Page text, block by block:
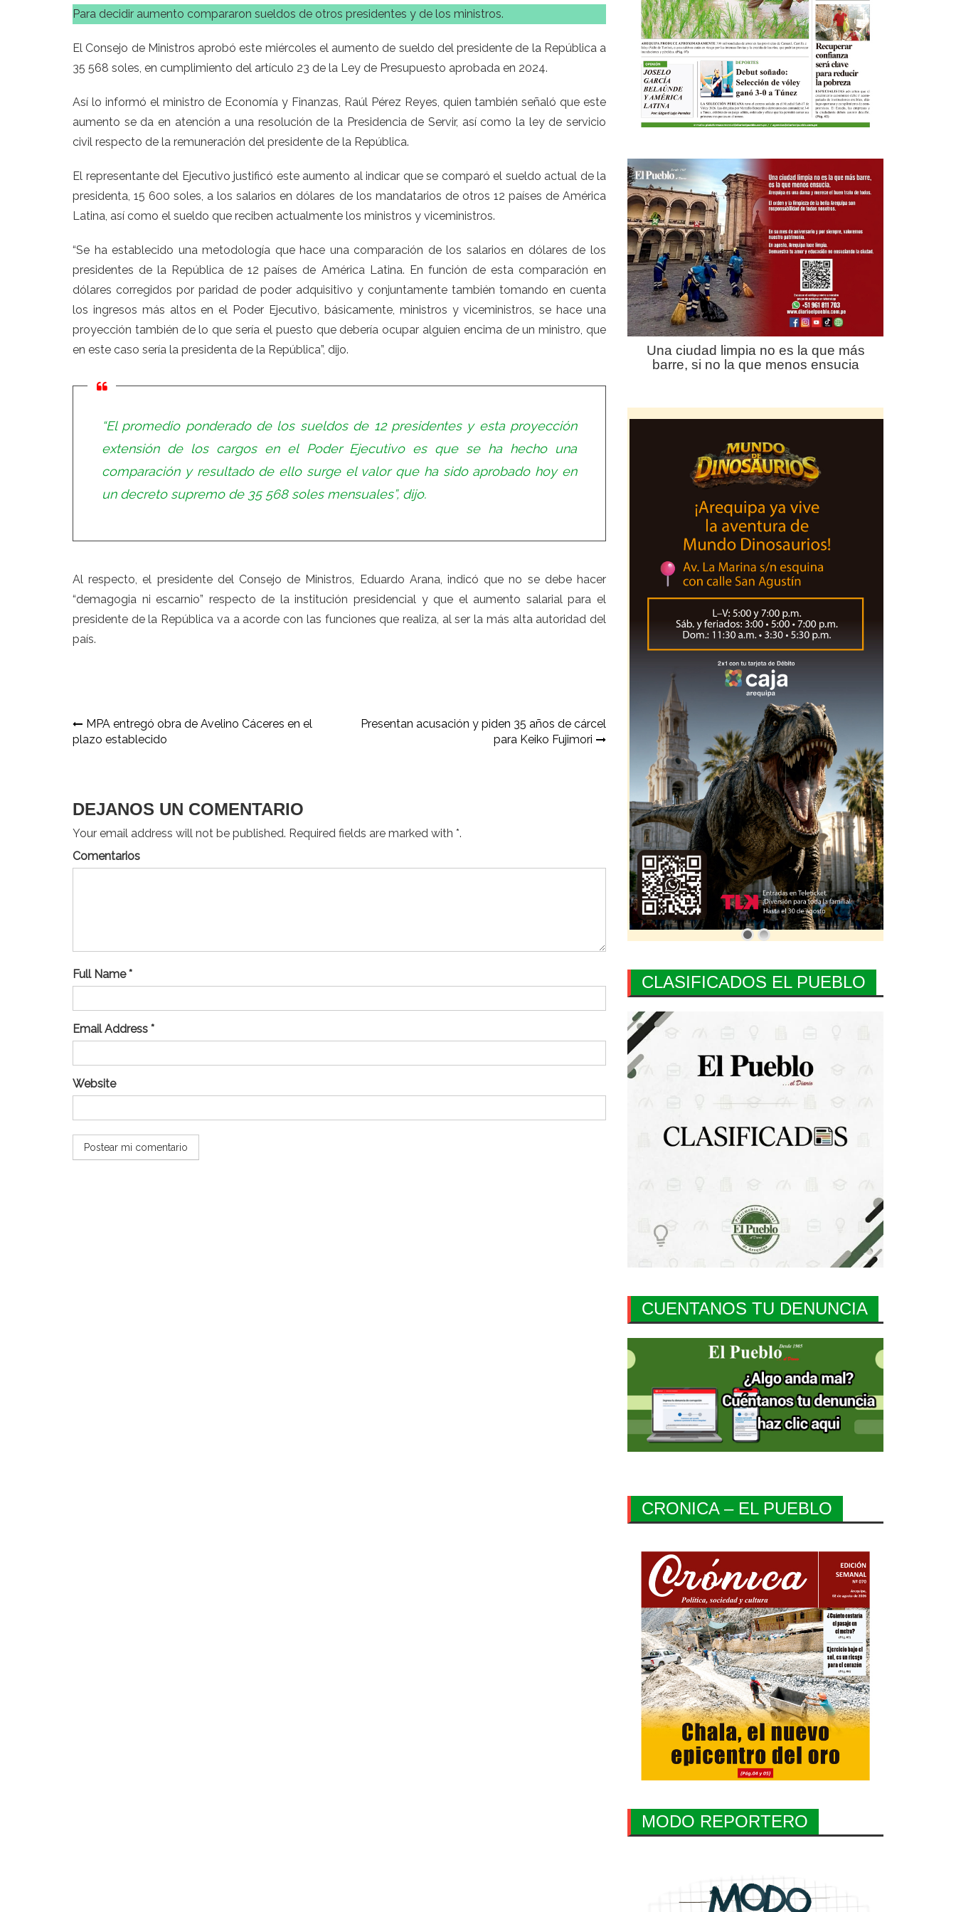
Para decidir aumento compararon sueldos de otros presidentes y de los ministros.
El Consejo de Ministros aprobó este miércoles el aumento de sueldo del presidente de la República a
35 568 soles, en cumplimiento del artículo 23 de la Ley de Presupuesto aprobada en 2024.
Así lo informó el ministro de Economía y Finanzas, Raúl Pérez Reyes, quien también señaló que este
aumento se da en atención a una resolución de la Presidencia de Servir, así como la ley de servicio
civil respecto de la remuneración del presidente de la República.
El representante del Ejecutivo justificó este aumento al indicar que se comparó el sueldo actual de la
presidenta, 15 600 soles, a los salarios en dólares de los mandatarios de otros 12 países de América
Latina, así como el sueldo que reciben actualmente los ministros y viceministros.
“Se ha establecido una metodología que hace una comparación de los salarios en dólares de los
presidentes de la República de 12 países de América Latina. En función de esta comparación en
dólares corregidos por paridad de poder adquisitivo y conjuntamente también tomando en cuenta
los ingresos más altos en el Poder Ejecutivo, básicamente, ministros y viceministros, se hace una
proyección también de lo que sería el puesto que debería ocupar alguien encima de un ministro, que
en este caso sería la presidenta de la República”, dijo.
“El promedio ponderado de los sueldos de 12 presidentes y esta proyección
extensión de los cargos en el Poder Ejecutivo es que se ha hecho una
comparación y resultado de ello surge el valor que ha sido aprobado hoy en
un decreto supremo de 35 568 soles mensuales”, dijo.
Al respecto, el presidente del Consejo de Ministros, Eduardo Arana, indicó que no se debe hacer
“demagogia ni escarnio” respecto de la institución presidencial y que el aumento salarial para el
presidente de la República va a acorde con las funciones que realiza, al ser la más alta autoridad del
país.
Navegación
de
MPA entregó obra de Avelino Cáceres en el
plazo establecido
Presentan acusación y piden 35 años de cárcel
para Keiko Fujimori
DEJANOS UN COMENTARIO
Your email address will not be published. Required fields are marked with *.
Comentarios
Full Name *
Email Address *
Website
Una ciudad limpia no es la que más
barre, si no la que menos ensucia
CLASIFICADOS EL PUEBLO
CUENTANOS TU DENUNCIA
CRONICA – EL PUEBLO
MODO REPORTERO